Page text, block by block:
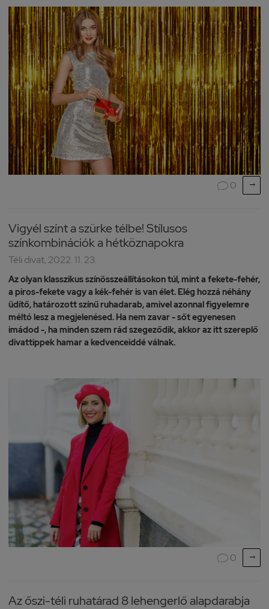
0 
Vigyél színt a szürke télbe! Stílusos
színkombinációk a hétköznapokra
Téli divat, 2022. 11. 23.
Az olyan klasszikus színösszeállításokon túl, mint a fekete-fehér,
a piros-fekete vagy a kék-fehér is van élet. Elég hozzá néhány
üdítő, határozott színű ruhadarab, amivel azonnal figyelemre
méltó lesz a megjelenésed. Ha nem zavar - sőt egyenesen
imádod -, ha minden szem rád szegeződik, akkor az itt szereplő
divattippek hamar a kedvenceiddé válnak.
0 
Az őszi-téli ruhatárad 8 lehengerlő alapdarabja